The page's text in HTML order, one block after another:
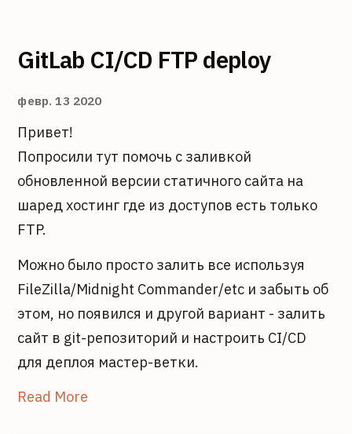
GitLab CI/CD FTP deploy
февр. 13 2020
Привет!
Попросили тут помочь с заливкой
обновленной версии статичного сайта на
шаред хостинг где из доступов есть только
FTP.
Можно было просто залить все используя
FileZilla/Midnight Commander/etc и забыть об
этом, но появился и другой вариант - залить
сайт в git-репозиторий и настроить CI/CD
для деплоя мастер-ветки.
Read More